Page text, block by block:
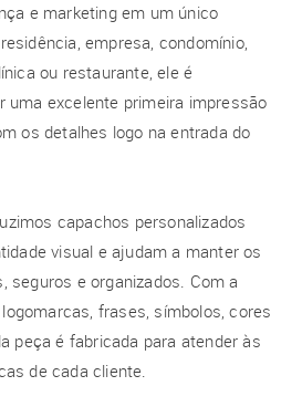
e marketing em um único
empresa, condomínio,
ou restaurante, ele é
uma excelente primeira impressão
os detalhes logo na entrada do
capachos personalizados
visual e ajudam a manter os
seguros e organizados. Com a
frases, símbolos, cores
peça é fabricada para atender às
de cada cliente.